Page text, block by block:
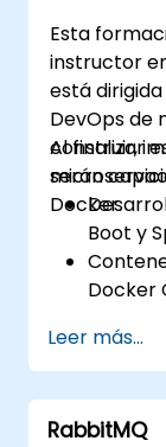
de
Esta
instructor
está
DevOps de
construir,
Docker.
Al finalizar
serán
Boot y
Docker
entre
en
Leer más...
RabbitMQ